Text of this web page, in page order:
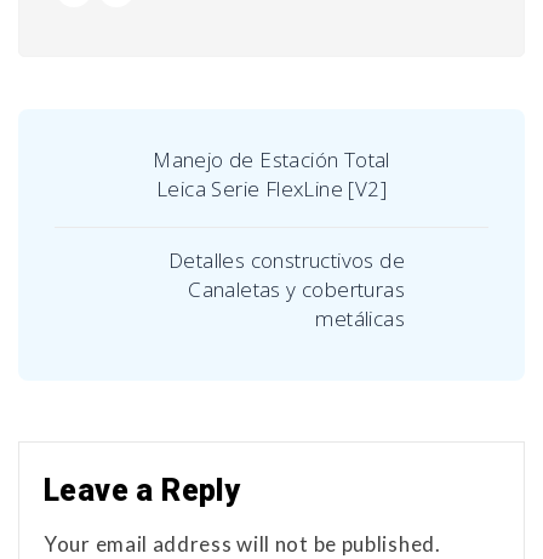
Manejo de Estación Total
Leica Serie FlexLine [V2]
Detalles constructivos de
Canaletas y coberturas
metálicas
Leave a Reply
Your email address will not be published.